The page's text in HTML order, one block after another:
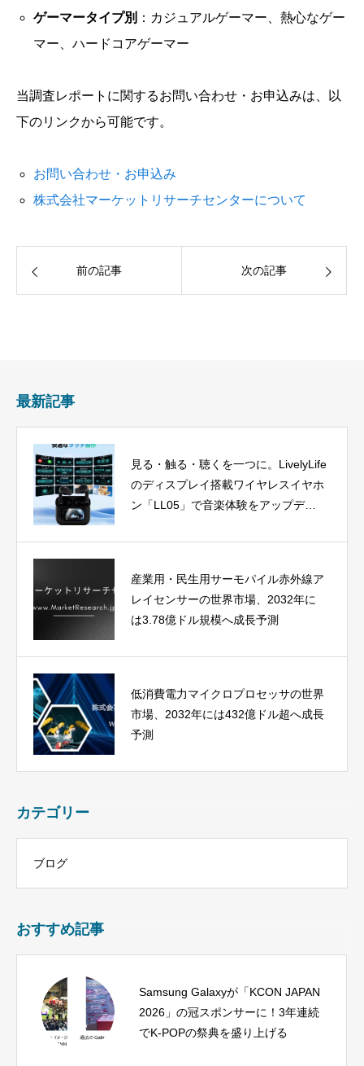
ゲーマータイプ別 ：カジュアルゲーマー、熱心なゲー
マー、ハードコアゲーマー
当調査レポートに関するお問い合わせ・お申込みは、以
下のリンクから可能です。
お問い合わせ・お申込み
株式会社マーケットリサーチセンターについて
前の記事 次の記事
最新記事
見る・触る・聴くを一つに。LivelyLife
のディスプレイ搭載ワイヤレスイヤホ
ン「LL05」で音楽体験をアップデー
産業用・民生用サーモパイル赤外線ア
レイセンサーの世界市場、2032年に
は3.78億ドル規模へ成長予測
低消費電力マイクロプロセッサの世界
市場、2032年には432億ドル超へ成長
予測
カテゴリー
ブログ
おすすめ記事
Samsung Galaxyが「KCON JAPAN
2026」の冠スポンサーに！3年連続
でK-POPの祭典を盛り上げる